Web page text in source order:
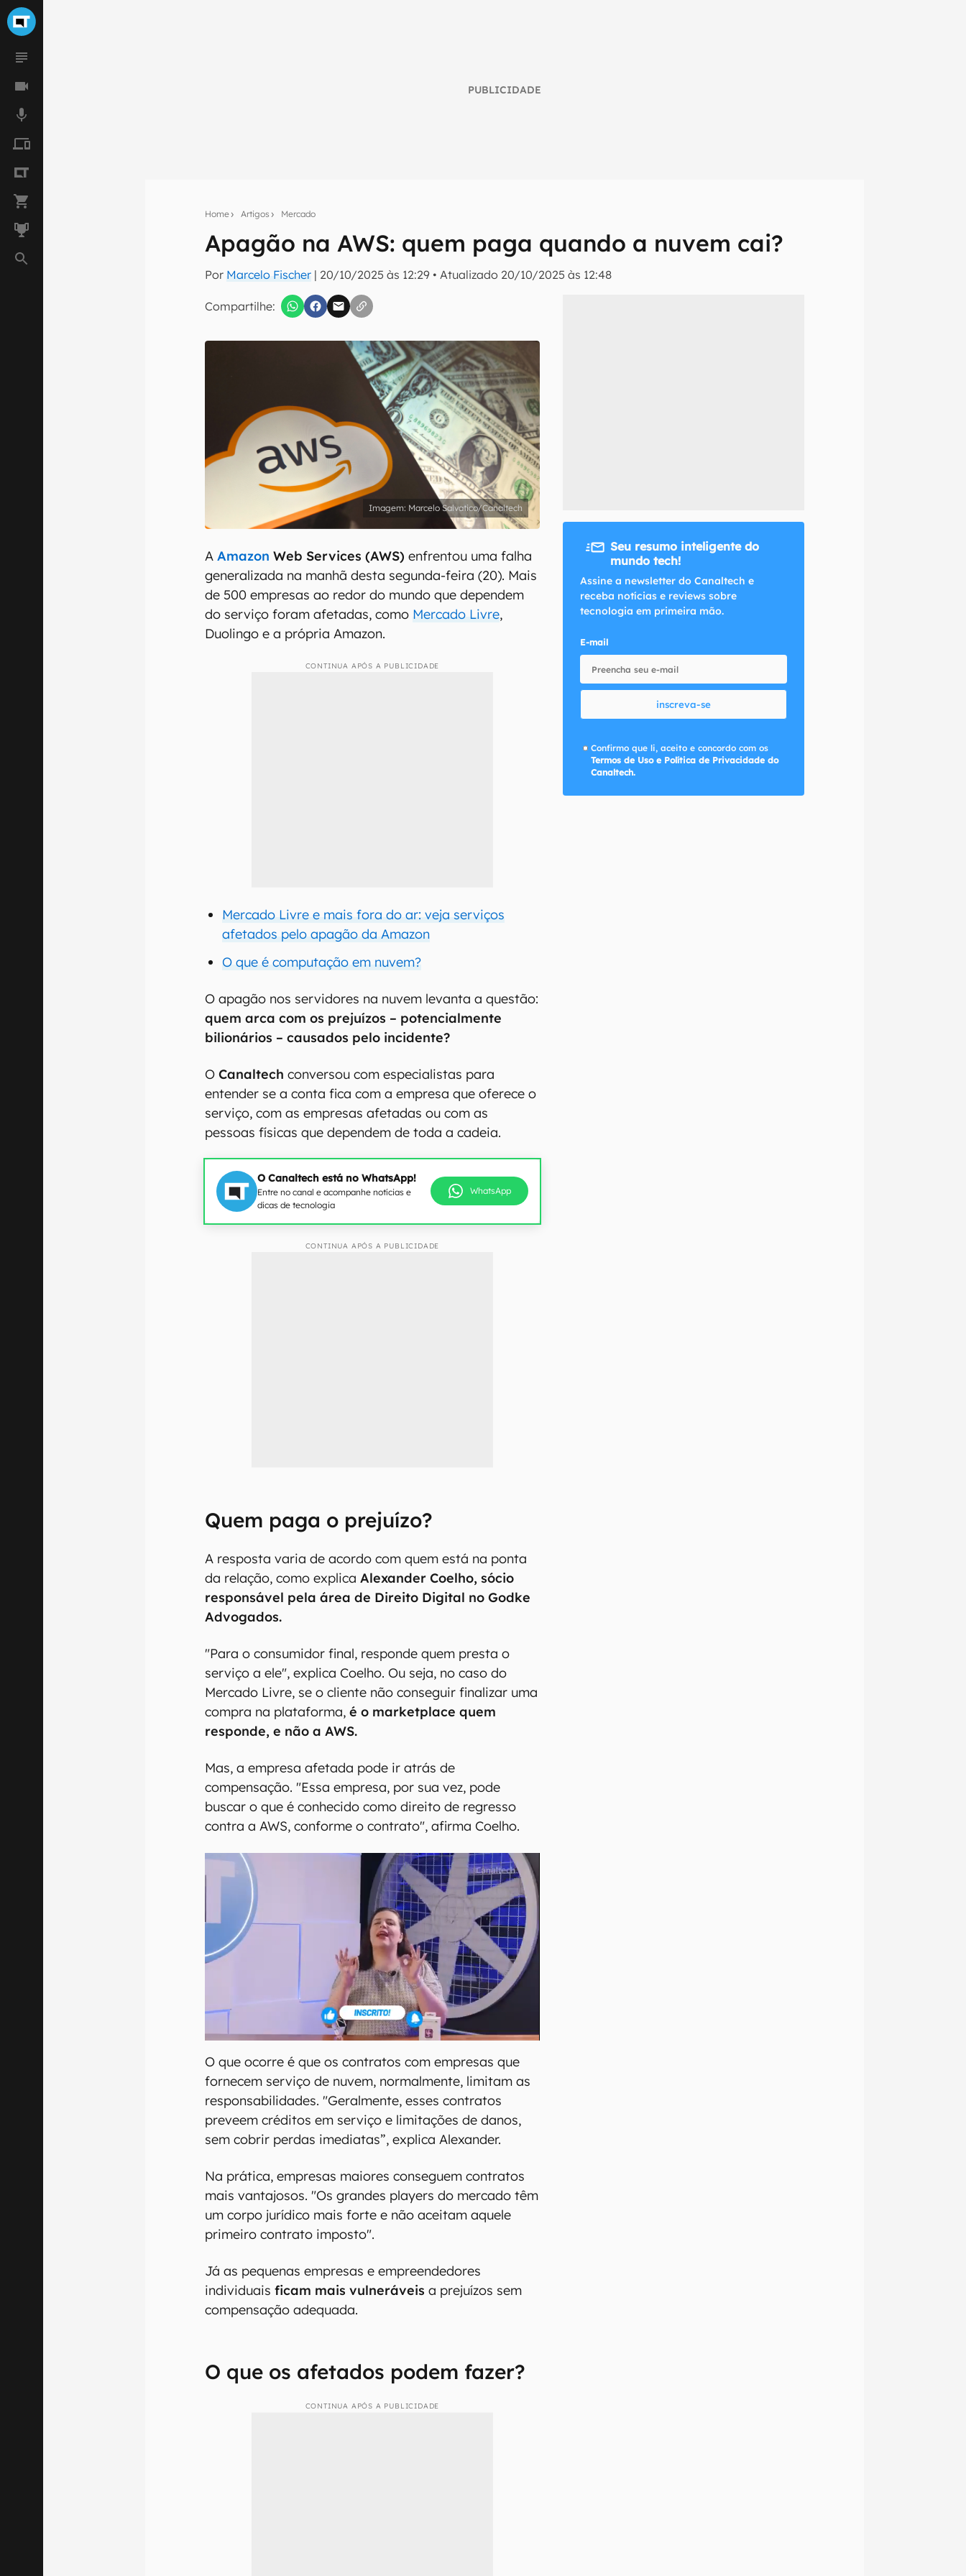
PUBLICIDADE
Home Artigos Mercado
Apagão na AWS: quem paga quando a nuvem cai?
Por Marcelo Fischer | 20/10/2025 às 12:29 •Atualizado 20/10/2025 às 12:48
Compartilhe:
Seu resumo inteligente do mundo tech!
Assine a newsletter do Canaltech e receba notícias e reviews sobre tecnologia em primeira
inscreva-se
Confirmo que li, aceito e concordo com os Termos de Uso e Política de Privacidade do Canaltech.
Marcelo Salvatico/Canaltech
AAmazon Web Services (AWS) enfrentou uma falha
generalizada na manhã desta segunda-feira (20). Mais
de 500 empresas ao redor do mundo que dependem
do serviço foram afetadas, como Mercado Livre,
Duolingo e a própria Amazon.
CONTINUA APÓS A PUBLICIDADE
Mercado Livre e mais fora do ar: veja serviços
afetados pelo apagão da Amazon
O que é computação em nuvem?
O apagão nos servidores na nuvem levanta a questão:
quem arca com os prejuízos – potencialmente
bilionários – causados pelo incidente?
OCanaltech conversou com especialistas para
entender se a conta fica com a empresa que oferece o
serviço, com as empresas afetadas ou com as
pessoas físicas que dependem de toda a cadeia.
O Canaltech está no WhatsApp!
Entre no canal e acompanhe notícias e
dicas de tecnologia
WhatsApp
CONTINUA APÓS A PUBLICIDADE
Quem paga o prejuízo?
A resposta varia de acordo com quem está na ponta
da relação, como explicaAlexander Coelho, sócio
responsável pela área de Direito Digital no Godke
Advogados.
"Para o consumidor final, responde quem presta o
serviço a ele", explica Coelho. Ou seja, no caso do
Mercado Livre, se o cliente não conseguir finalizar uma
compra na plataforma,é o marketplace quem
responde, e não a AWS.
Mas, a empresa afetada pode ir atrás de
compensação. "Essa empresa, por sua vez, pode
buscar o que é conhecido como direito de regresso
contra a AWS, conforme o contrato", afirma Coelho.
O que ocorre é que os contratos com empresas que
fornecem serviço de nuvem, normalmente, limitam as
responsabilidades. "Geralmente, esses contratos
preveem créditos em serviço e limitações de danos,
sem cobrir perdas imediatas”, explica Alexander.
Na prática, empresas maiores conseguem contratos
mais vantajosos. "Os grandes players do mercado têm
um corpo jurídico mais forte e não aceitam aquele
primeiro contrato imposto".
Já as pequenas empresas e empreendedores
individuaisficam mais vulneráveis a prejuízos sem
compensação adequada.
O que os afetados podem fazer?
CONTINUA APÓS A PUBLICIDADE
Seu resumo inteligente do
mundo tech!
Assine a newsletter do Canaltech e
receba notícias e reviews sobre
tecnologia em primeira mão.
E-mail
inscreva-se
Confirmo que li, aceito e concordo com os
Termos de Uso e Política de Privacidade do
Canaltech.